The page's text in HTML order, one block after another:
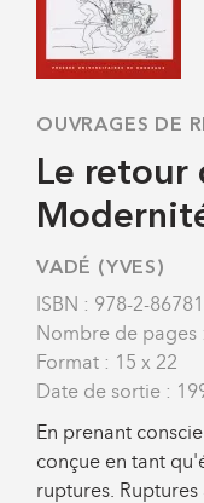
OUVRAGES DE
Le retour
VADÉ (YVES)
ISBN : 978-2-
Nombre de pages
Format : 15 x 22
Date de sortie :
En prenant
conçue en tant
ruptures.